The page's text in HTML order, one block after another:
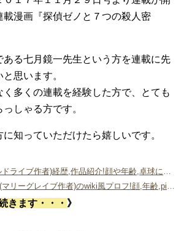
載漫画『探偵ゼノと７つの殺人密
ある七月鏡一先生という方を連載に先
思います。
多くの連載を経験した方で、とても
しゃる方です。
知っていただけたら嬉しいです。
小野玄暉(フルドライブ作者)経歴,作品紹介!顔や年齢,卓球について
山地ひでのり(マリーグレイブ作者)のwiki風プロフ!顔,年齢,pixivでの活動など
きます・・・ 》